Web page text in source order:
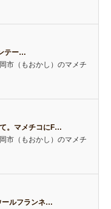
テー…
市（もおかし）のマメチ
。マメチコにF…
市（もおかし）のマメチ
ルフランネ…